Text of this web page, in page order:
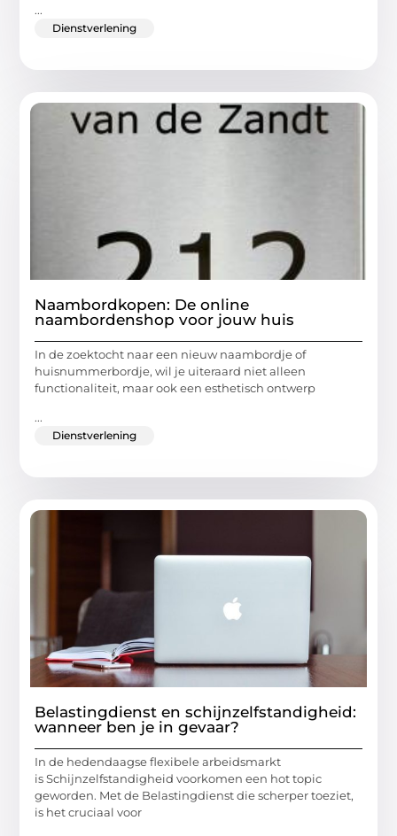
...
Dienstverlening
Naambordkopen: De online
naambordenshop voor jouw huis
In de zoektocht naar een nieuw naambordje of
huisnummerbordje, wil je uiteraard niet alleen
functionaliteit, maar ook een esthetisch ontwerp
...
Dienstverlening
Belastingdienst en schijnzelfstandigheid:
wanneer ben je in gevaar?
In de hedendaagse flexibele arbeidsmarkt
is Schijnzelfstandigheid voorkomen een hot topic
geworden. Met de Belastingdienst die scherper toeziet,
is het cruciaal voor